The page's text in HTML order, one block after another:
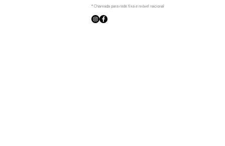
* Chamada para rede fixa e móvel nacional